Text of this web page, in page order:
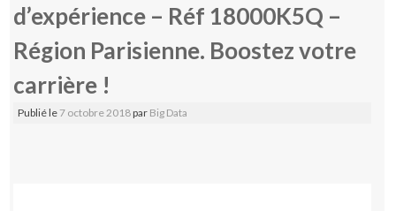
d’expérience – Réf 18000K5Q –
Région Parisienne. Boostez votre
carrière !
Publié le7 octobre 2018par Big Data